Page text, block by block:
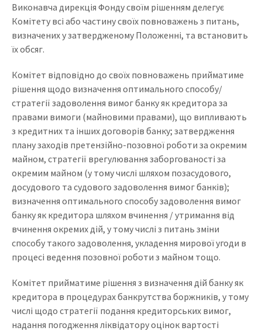
Виконавча дирекція Фонду своїм рішенням делегує
Комітету всі або частину своїх повноважень з питань,
визначених у затвердженому Положенні, та встановить
їх обсяг.
Комітет відповідно до своїх повноважень прийматиме
рішення щодо визначення оптимального способу/
стратегії задоволення вимог банку як кредитора за
правами вимоги (майновими правами), що випливають
з кредитних та інших договорів банку; затвердження
плану заходів претензійно-позовної роботи за окремим
майном, стратегії врегулювання заборгованості за
окремим майном (у тому числі шляхом позасудового,
досудового та судового задоволення вимог банків);
визначення оптимального способу задоволення вимог
банку як кредитора шляхом вчинення / утримання від
вчинення окремих дій, у тому числі з питань зміни
способу такого задоволення, укладення мирової угоди в
процесі ведення позовної роботи з майном тощо.
Комітет прийматиме рішення з визначення дій банку як
кредитора в процедурах банкрутства боржників, у тому
числі щодо стратегії подання кредиторських вимог,
надання погодження ліквідатору оцінок вартості